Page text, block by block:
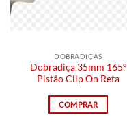
DOBRADIÇAS
Dobradiça 35mm 165º
Pistão Clip On Reta
COMPRAR